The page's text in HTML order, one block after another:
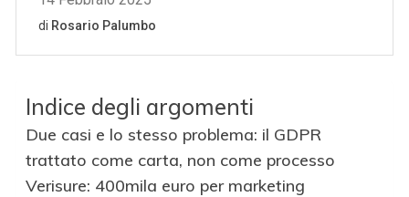
Indice degli argomenti
Due casi e lo stesso problema: il GDPR
trattato come carta, non come processo
Verisure: 400mila euro per marketing